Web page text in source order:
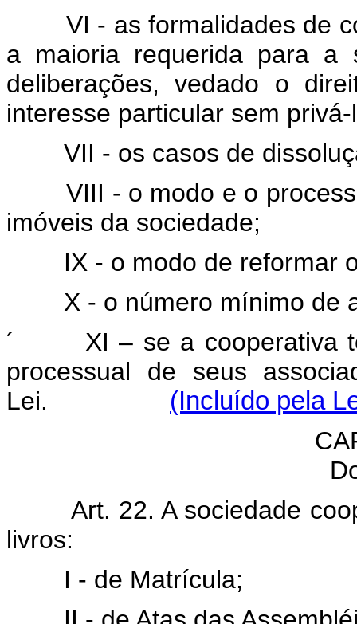
VI - as formalidades de
a maioria requerida para a
deliberações, vedado o
interesse particular sem
VII - os casos de
VIII - o modo e o
imóveis da sociedade;
IX - o modo de reformar
X - o número mínimo de
´ XI – se a cooperativa
processual de seus
Lei.
(Incluído pela
Art. 22. A sociedade
livros:
I - de Matrícula;